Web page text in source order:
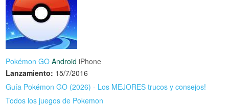
Pokémon GO Android iPhone
Lanzamiento: 15/7/2016
Guía Pokémon GO (2026) - Los MEJORES trucos y consejos!
Todos los juegos de Pokemon